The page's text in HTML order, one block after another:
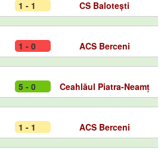
1 - 1 CS Balotești
1 - 0 ACS Berceni
5 - 0 Ceahlăul Piatra-Neamț
1 - 1 ACS Berceni